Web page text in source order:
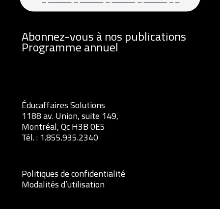
Abonnez-vous à nos publications
Programme annuel
Éducaffaires Solutions
1188 av. Union, suite 149,
Montréal, Qc H3B 0E5
Tél. :1.855.935.2340
Politiques de confidentialité
Modalités d’utilisation